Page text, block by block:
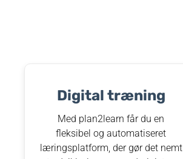
Digital træning​
Med plan2learn får du en
fleksibel og automatiseret
læringsplatform, der gør det nemt